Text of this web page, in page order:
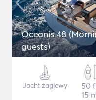
Oceanis 48
guests)
Jacht żaglowy
50
15